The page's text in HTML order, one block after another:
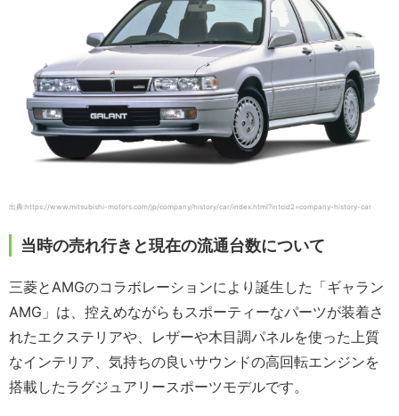
出典:https://www.mitsubishi-motors.com/jp/company/history/car/index.html?intcid2=company-history-car
当時の売れ行きと現在の流通台数について
三菱とAMGのコラボレーションにより誕生した「ギャラン
AMG」は、控えめながらもスポーティーなパーツが装着さ
れたエクステリアや、レザーや木目調パネルを使った上質
なインテリア、気持ちの良いサウンドの高回転エンジンを
搭載したラグジュアリースポーツモデルです。